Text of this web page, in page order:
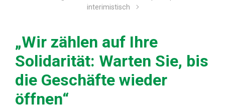
interimistisch
„Wir zählen auf Ihre
Solidarität: Warten Sie, bis
die Geschäfte wieder
öffnen“